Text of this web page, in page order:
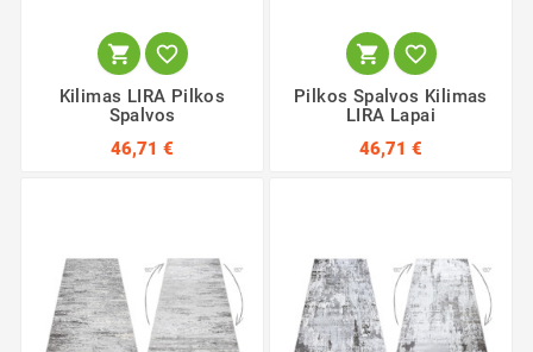
 
Kilimas LIRA Pilkos
Spalvos
46,71 €
 
Pilkos Spalvos Kilimas
LIRA Lapai
46,71 €